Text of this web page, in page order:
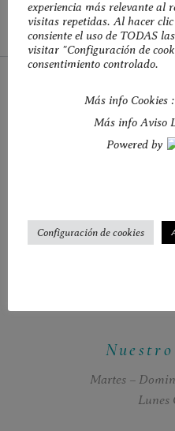
Dónde
Martes –
Lunes
experiencia más relevante al
visitas repetidas. Al hacer
consiente el uso de TODAS
visitar "Configuración de
consentimiento controlado.
Más info Cookies :
Más info Aviso
Powered by ​
Configuración de cookies